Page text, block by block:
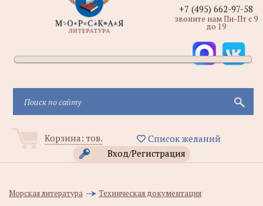
Корзина: тов.
Список желаний
Вход/Регистрация
+7 (495) 662-97-58
звоните нам Пн-Пт с 9
до 19
Морская литература Техническая документация